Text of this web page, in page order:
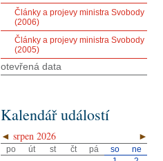
Články a projevy ministra Svobody
(2006)
Články a projevy ministra Svobody
(2005)
otevřená data
Kalendář událostí
◄ ►
srpen 2026
po út st čt pá so
ne